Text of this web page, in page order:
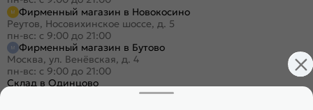
Фирменный магазин в Новокосино
Реутов, Носовихинское шоссе, д. 5
пн-вс: с 9:00 до 21:00
Фирменный магазин в Бутово
Москва, ул. Венёвская, д. 4
пн-вс: с 9:00 до 21:00
Склад в Одинцово
Одинцово, ул. Баковская, 5